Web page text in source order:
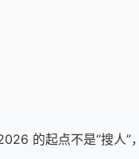
的起点不是“搜人”，